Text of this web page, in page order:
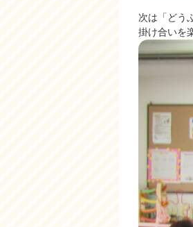
次は「どう
掛け合いを